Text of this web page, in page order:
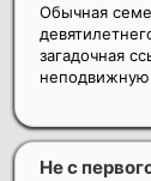
Обычная
загадочная
неподвижную
Не с